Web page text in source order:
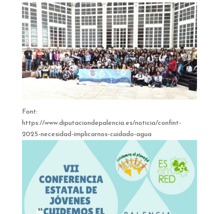
Font:
https://www.diputaciondepalencia.es/noticia/confint-
2025-necesidad-implicarnos-cuidado-agua